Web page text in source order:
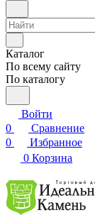
Каталог
По всему сайту
По каталогу
Войти
0
Сравнение
0
Избранное
0 Корзина